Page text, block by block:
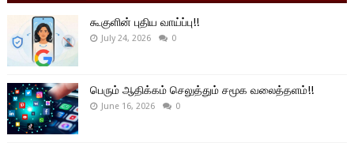
கூகுளின் புதிய வாய்ப்பு!!
July 24, 2026 0
பெரும் ஆதிக்கம் செலுத்தும் சமூக வலைத்தளம்!!
June 16, 2026 0